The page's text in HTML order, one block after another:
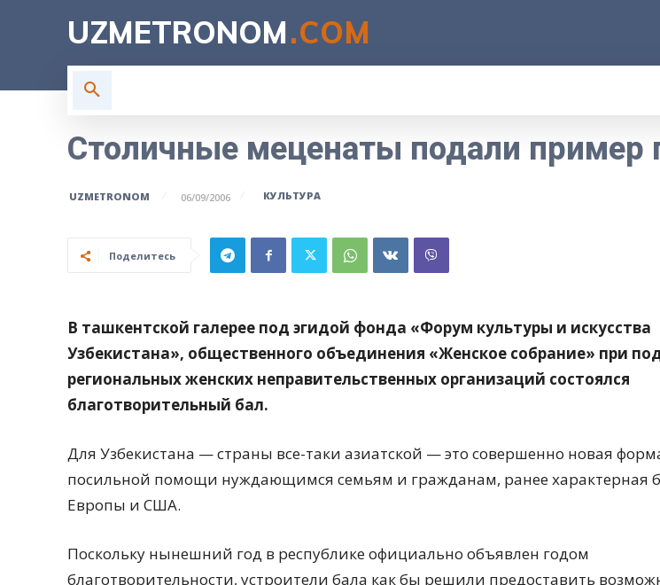
UZMETRONOM.COM
Столичные меценаты подали пример
UZMETRONOM 06/09/2006 КУЛЬТУРА
Поделитесь
В ташкентской галерее под эгидой фонда «Форум культуры и искусства
Узбекистана», общественного объединения «Женское собрание» при
региональных женских неправительственных организаций состоялся
благотворительный бал.
Для Узбекистана — страны все-таки азиатской — это совершенно новая
посильной помощи нуждающимся семьям и гражданам, ранее характерная
Европы и США.
Поскольку нынешний год в республике официально объявлен годом
благотворительности, устроители бала как бы решили предоставить